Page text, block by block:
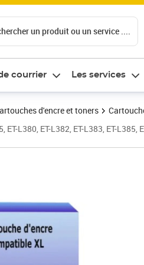
un produit ou un service ....
courrier Les services
d'encre et toners
L380, ET-L382, ET-L383, ET-